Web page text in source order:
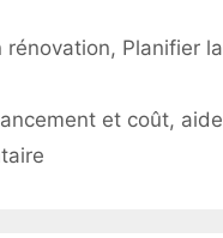
rénovation, Planifier la
et coût, aide